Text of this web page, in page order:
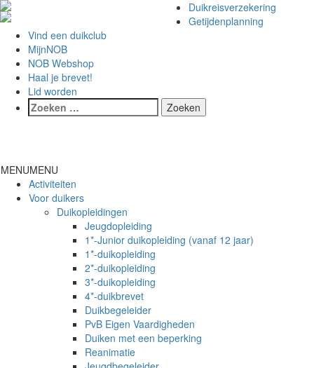
Duikreisverzekering
Getijdenplanning
Vind een duikclub
MijnNOB
NOB Webshop
Haal je brevet!
Lid worden
MENUMENU
Activiteiten
Voor duikers
Duikopleidingen
Jeugdopleiding
1*-Junior duikopleiding (vanaf 12 jaar)
1*-duikopleiding
2*-duikopleiding
3*-duikopleiding
4*-duikbrevet
Duikbegeleider
PvB Eigen Vaardigheden
Duiken met een beperking
Reanimatie